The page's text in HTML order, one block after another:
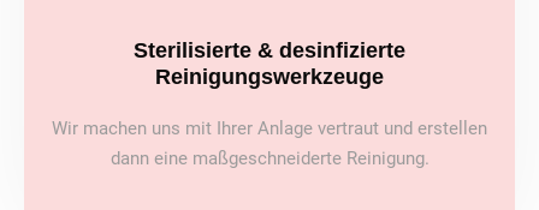
Sterilisierte & desinfizierte
Reinigungswerkzeuge
Wir machen uns mit Ihrer Anlage vertraut und erstellen
dann eine maßgeschneiderte Reinigung.